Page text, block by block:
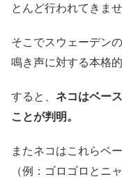
とんど行われてきませ
そこでスウェーデン
鳴き声に対する本格
すると、 ネコはベー
ことが判明。
またネコはこれらベ
（例：ゴロゴロとニ